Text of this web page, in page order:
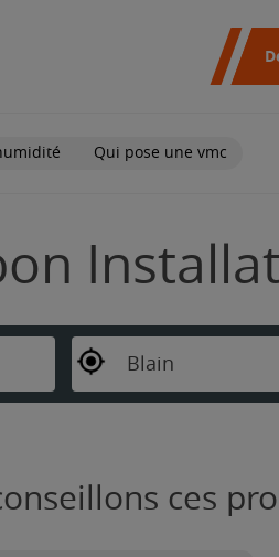
Qui pose une vmc
Blain
ces